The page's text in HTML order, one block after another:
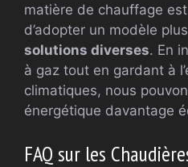
matière de chauffage
d’adopter un modèle
solutions diverses. En
à gaz tout en gardant à
climatiques, nous
énergétique davantage
FAQ sur les